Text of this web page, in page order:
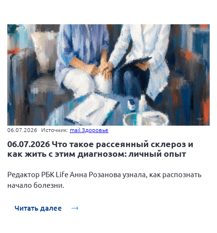
06.07.2026 Источник: mail Здоровье
06.07.2026 Что такое рассеянный склероз и
как жить с этим диагнозом: личный опыт
Редактор РБК Life Анна Розанова узнала, как распознать
начало болезни.
Читать далее